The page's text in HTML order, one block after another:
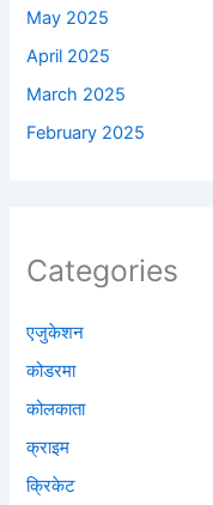
May 2025
April 2025
March 2025
February 2025
Categories
एजुकेशन
कोडरमा
कोलकाता
क्राइम
क्रिकेट